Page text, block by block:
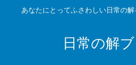
あなたにとってふさわしい日常の解
日常の解